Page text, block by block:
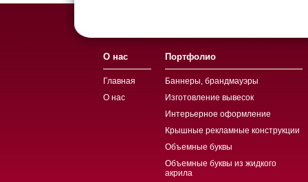
О нас
Главная
О нас
Портфолио
Баннеры, брандмауэры
Изготовление вывесок
Интерьерное оформление
Крышные рекламные конструкции
Объемные буквы
Объемные буквы из жидкого
акрила